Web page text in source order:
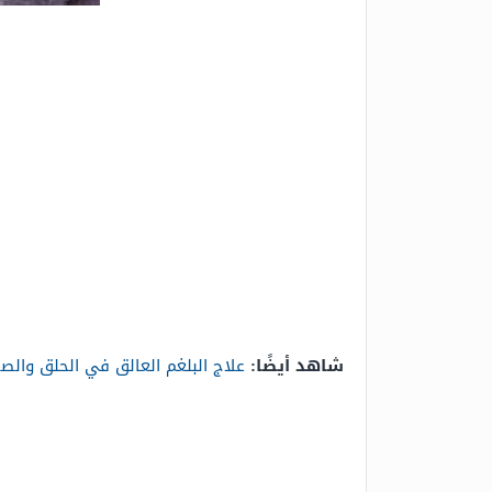
شاهد أيضًا: علاج البلغم العالق في الحلق